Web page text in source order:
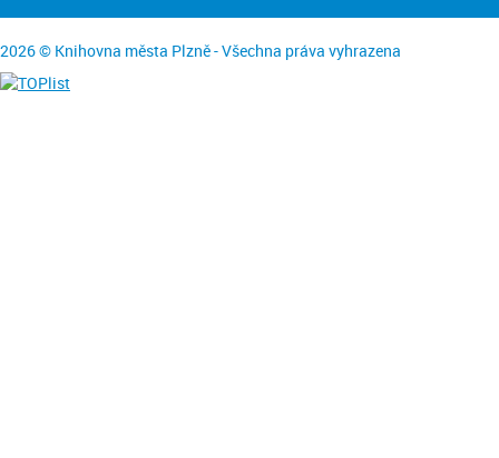
2026 © Knihovna města Plzně - Všechna práva vyhrazena